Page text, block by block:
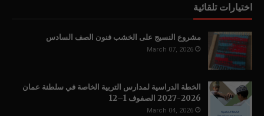
اختيارات تلقائية
مشروع النسيج على الخشب فنون الصف السادس
March 07, 2026
الخطة الدراسية لمدارس التربية الخاصة في سلطنة عمان
2026-2027 الصفوف 1–12
March 04, 2026